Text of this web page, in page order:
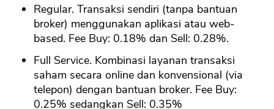
Regular. Transaksi sendiri (tanpa bantuan
broker) menggunakan aplikasi atau web-
based. Fee Buy: 0.18% dan Sell: 0.28%.
Full Service. Kombinasi layanan transaksi
saham secara online dan konvensional (via
telepon) dengan bantuan broker. Fee Buy:
0.25% sedangkan Sell: 0.35%